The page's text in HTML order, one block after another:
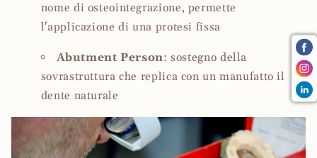
nome di osteointegrazione, permette
l'applicazione di una protesi fissa
Abutment Person: sostegno della
sovrastruttura che replica con un manufatto il
dente naturale